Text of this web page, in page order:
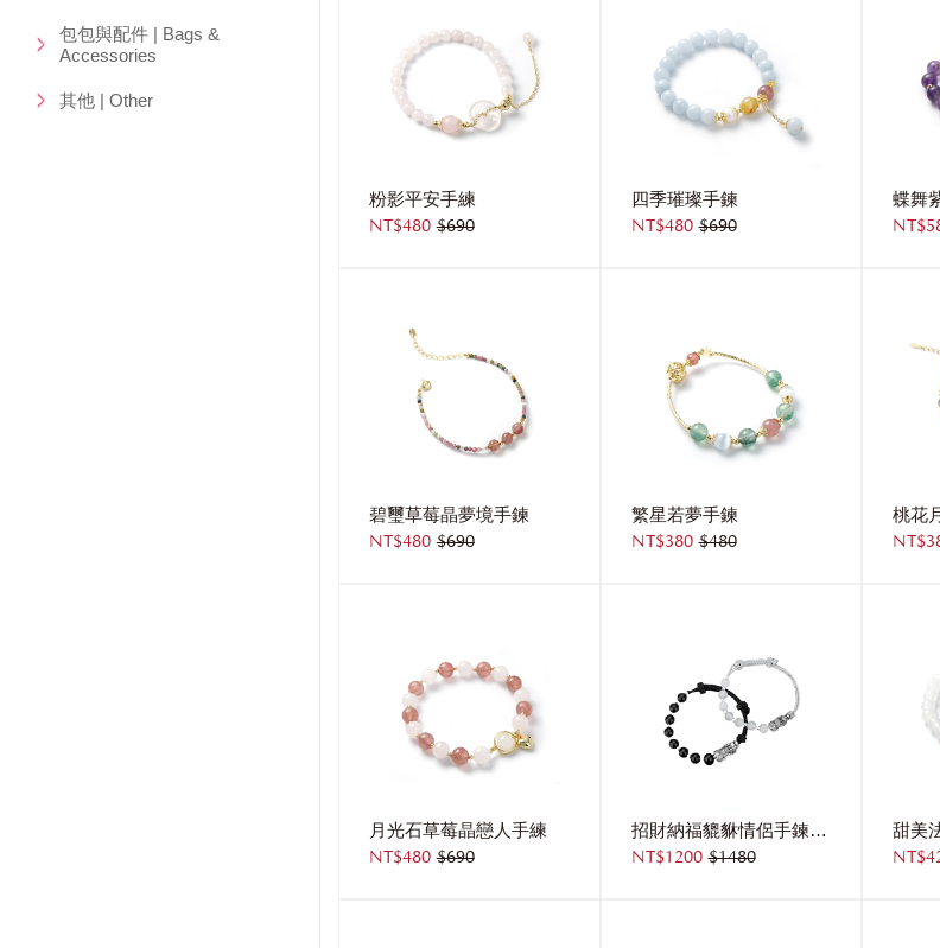
包包與配件 | Bags &
Accessories
其他 | Other
粉影平安手練
NT$480 $690
四季璀璨手鍊
NT$480 $690
蝶舞
碧璽草莓晶夢境手鍊
NT$480 $690
繁星若夢手鍊
NT$380 $480
桃花
月光石草莓晶戀人手練
NT$480 $690
招財納福貔貅情侶手鍊[純銀]
NT$1200 $1480
甜美